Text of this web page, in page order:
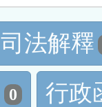
司法解釋
0
行政